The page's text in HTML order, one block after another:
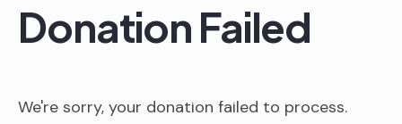
Donation Failed
We're sorry, your donation failed to process.